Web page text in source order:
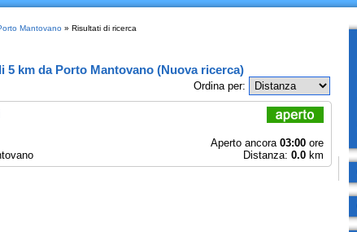
Mantovano» Risultati di ricerca
5 kmda Porto Mantovano (Nuova ricerca)
Ordina per:
Aperto ancora 03:00ore
Distanza: 0.0km